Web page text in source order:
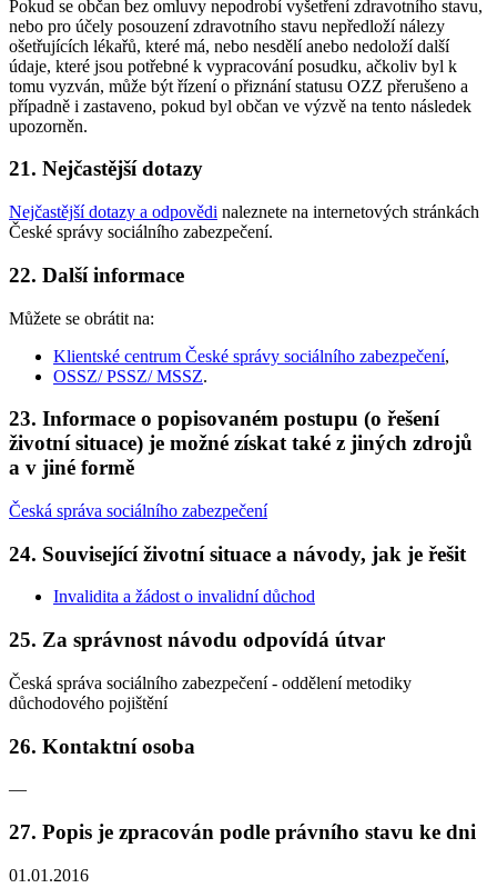
Pokud se občan bez omluvy nepodrobí vyšetření zdravotního stavu,
nebo pro účely posouzení zdravotního stavu nepředloží nálezy
ošetřujících lékařů, které má, nebo nesdělí anebo nedoloží další
údaje, které jsou potřebné k vypracování posudku, ačkoliv byl k
tomu vyzván, může být řízení o přiznání statusu OZZ přerušeno a
případně i zastaveno, pokud byl občan ve výzvě na tento následek
upozorněn.
21. Nejčastější dotazy
Nejčastější dotazy a odpovědi naleznete na internetových stránkách
České správy sociálního zabezpečení.
22. Další informace
Můžete se obrátit na:
Klientské centrum České správy sociálního zabezpečení,
OSSZ/ PSSZ/ MSSZ.
23. Informace o popisovaném postupu (o řešení
životní situace) je možné získat také z jiných zdrojů
a v jiné formě
Česká správa sociálního zabezpečení
24. Související životní situace a návody, jak je řešit
Invalidita a žádost o invalidní důchod
25. Za správnost návodu odpovídá útvar
Česká správa sociálního zabezpečení - oddělení metodiky
důchodového pojištění
26. Kontaktní osoba
—
27. Popis je zpracován podle právního stavu ke dni
01.01.2016